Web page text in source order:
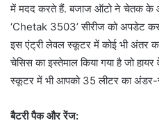
में मदद करते हैं. बजाज ऑटो ने चेतक के
‘Chetak 3503’ सीरीज को अपडेट
इस एंट्री लेवल स्कूटर में कोई भी अंतर
चेसिस का इस्तेमाल किया गया है जो
स्कूटर में भी आपको 35 लीटर का अंडर-
बैटरी पैक और रेंज: